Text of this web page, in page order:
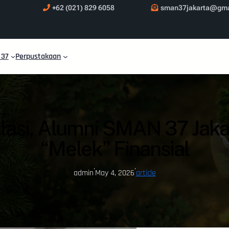
+62 (021) 829 6058
Perpustakaan
Alumni SMAN 37
“Melek” Finansial
admin·May 4, 2026·article